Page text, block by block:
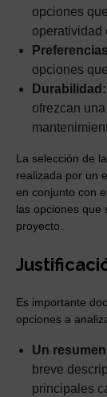
opciones
operatividad
opciones
Durabilidad:
ofrezcan
La selección de
realizada por un
en conjunto con
las opciones que
proyecto.
Es importante
opciones a
Un
breve
principales